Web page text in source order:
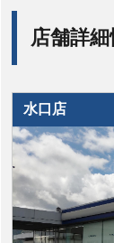
店舗詳
水口店